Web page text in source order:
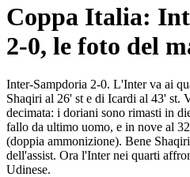
Coppa Italia:
2-0, le foto del
Inter-Sampdoria 2-0. L'Inter va ai
Shaqiri al 26' st e di Icardi al 43' st.
decimata: i doriani sono rimasti in
fallo da ultimo uomo, e in nove al
(doppia ammonizione). Bene
dell'assist. Ora l'Inter nei quarti
Udinese.